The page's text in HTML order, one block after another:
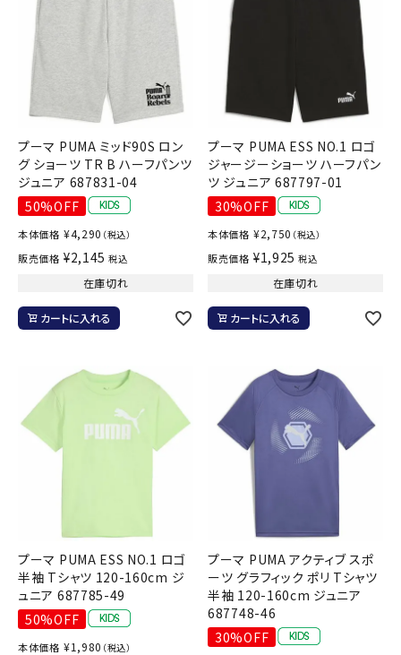
プーマ PUMA ミッド90S ロン
グ ショーツ TR B ハーフパンツ
ジュニア 687831-04
50%OFF
本体価格 ¥4,290 （税込）
販売価格 ¥2,145 税込
在庫切れ
カートに入れる
プーマ PUMA ESS NO.1 ロゴ
ジャージーショーツ ハーフパン
ツ ジュニア 687797-01
30%OFF
本体価格 ¥2,750 （税込）
販売価格 ¥1,925 税込
在庫切れ
カートに入れる
プーマ PUMA ESS NO.1 ロゴ
半袖 Tシャツ 120-160cm ジ
ュニア 687785-49
50%OFF
本体価格 ¥1,980 （税込）
プーマ PUMA アクティブ スポ
ーツ グラフィック ポリ Tシャツ
半袖 120-160cm ジュニア
687748-46
30%OFF